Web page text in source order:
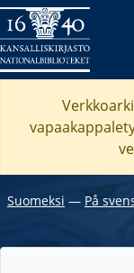
Suomeksi ― På